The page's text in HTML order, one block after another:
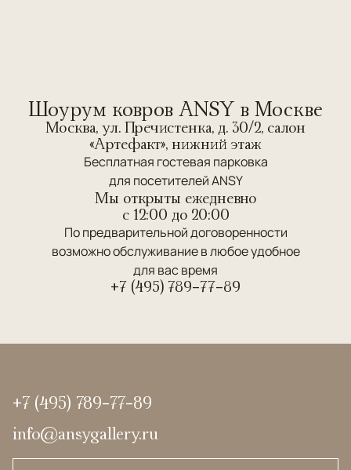
Шоурум ковров ANSY в Москве
Москва, ул. Пречистенка, д. 30/2, салон
«Артефакт», нижний этаж
Бесплатная гостевая парковка
для посетителей ANSY
Мы открыты ежедневно
c 12:00 до 20:00
По предварительной договоренности
возможно обслуживание в любое удобное
для вас время
+7 (495) 789-77-89
+7 (495) 789-77-89
info@ansygallery.ru